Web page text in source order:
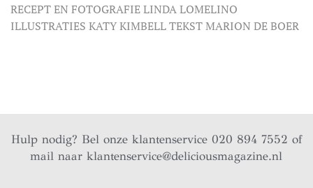
RECEPT EN FOTOGRAFIE LINDA LOMELINO
ILLUSTRATIES KATY KIMBELL TEKST MARION DE BOER
Hulp nodig? Bel onze klantenservice 020 894 7552 of
mail naarklantenservice@deliciousmagazine.nl